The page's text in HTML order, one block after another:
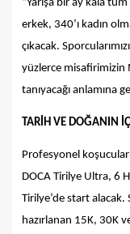
“Yarışa bir ay kala
erkek, 340’ı kadın
çıkacak.
yüzlerce misafirimizin
tanıyacağı anlamına
TARİH VE DOĞANIN İÇİ
Profesyonel
DOCA Tirilye Ultra, 6
Tirilye’de start
hazırlanan 15K, 30K